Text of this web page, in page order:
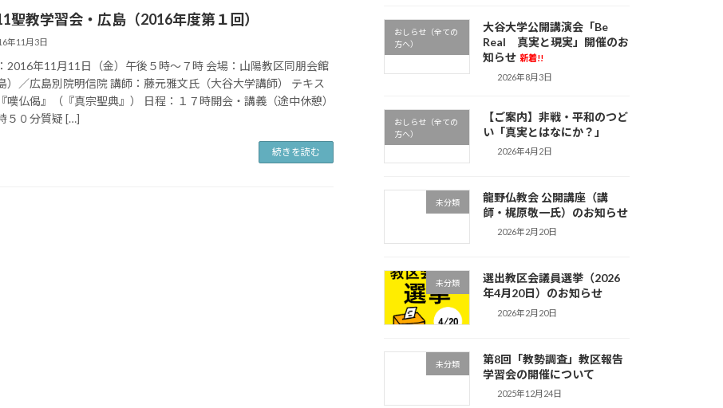
聖教学習会・広島（2016年度第１回）
年11月3日
2016年11月11日（金）午後５時〜７時 会場：山陽教区同朋会館
）／広島別院明信院 講師：藤元雅文氏（大谷大学講師） テキス
嘆仏偈』（『真宗聖典』） 日程：１７時開会・講義（途中休憩）
５０分質疑 […]
続きを読む
おしらせ（全ての
方へ）
大谷大学公開講演会「Be
Real 真実と現実」開催のお
知らせ 新着!!
2026年8月3日
おしらせ（全ての
方へ）
【ご案内】非戦・平和のつど
い「真実とはなにか？」
2026年4月2日
未分類
龍野仏教会 公開講座（講
師・梶原敬一氏）のお知らせ
2026年2月20日
未分類
選出教区会議員選挙（2026
年4月20日）のお知らせ
2026年2月20日
未分類
第8回「教勢調査」教区報告
学習会の開催について
2025年12月24日